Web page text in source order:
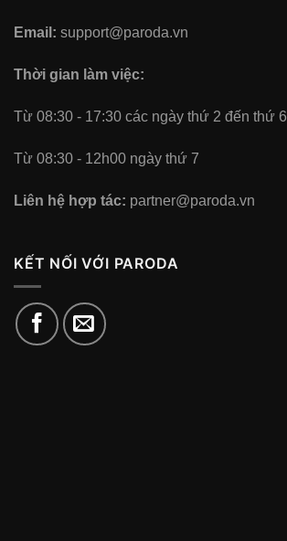
Email: support@paroda.vn
Thời gian làm việc:
Từ 08:30 - 17:30 các ngày thứ 2 đến thứ 6
Từ 08:30 - 12h00 ngày thứ 7
Liên hệ hợp tác: partner@paroda.vn
KẾT NỐI VỚI PARODA